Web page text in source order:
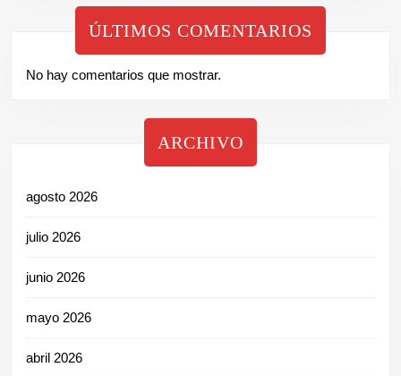
ÚLTIMOS COMENTARIOS
No hay comentarios que mostrar.
ARCHIVO
agosto 2026
julio 2026
junio 2026
mayo 2026
abril 2026